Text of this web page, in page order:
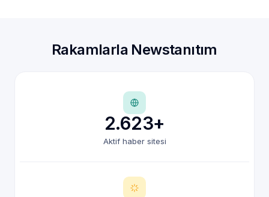
Rakamlarla Newstanıtım
2.623+
Aktif haber sitesi